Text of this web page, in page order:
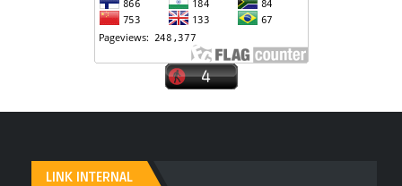
LINK INTERNAL